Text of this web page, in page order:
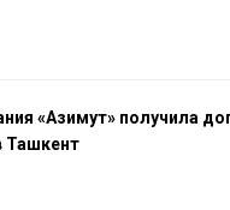
«Азимут» получила
Ташкент